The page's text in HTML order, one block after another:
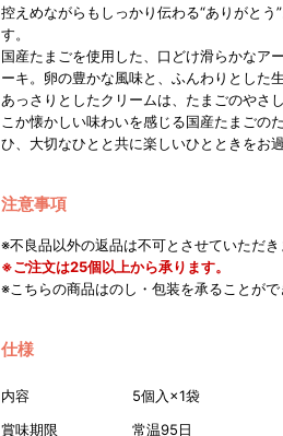
控えめながらもしっかり伝わる“ありがとう
す。
国産たまごを使用した、口どけ滑らかなア
ーキ。卵の豊かな風味と、ふんわりとした
あっさりとしたクリームは、たまごのやさ
こか懐かしい味わいを感じる国産たまごの
ひ、大切なひとと共に楽しいひとときをお
注意事項
※不良品以外の返品は不可とさせていただき
※ご注文は25個以上から承ります。
※こちらの商品はのし・包装を承ることがで
仕様
内容
5個入×1袋
賞味期限
常温95日